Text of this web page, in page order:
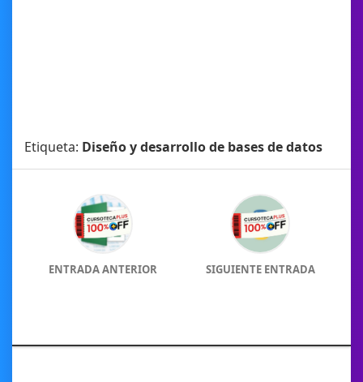
Etiqueta: Diseño y desarrollo de bases de datos
ENTRADA ANTERIOR SIGUIENTE ENTRADA